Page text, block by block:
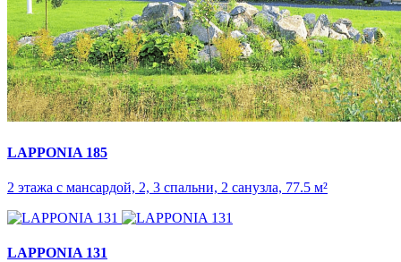
LAPPONIA 185
2 этажа с мансардой, 2, 3 спальни, 2 санузла, 77.5 м²
LAPPONIA 131